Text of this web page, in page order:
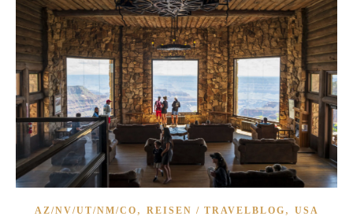
AZ/NV/UT/NM/CO , REISEN / TRAVELBLOG , USA